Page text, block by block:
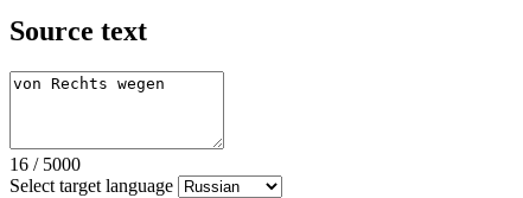
Source text
16 / 5000
Select target language